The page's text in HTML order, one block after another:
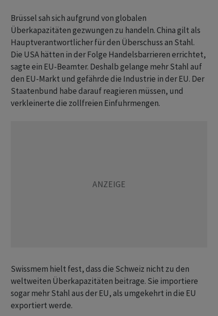
Brüssel sah sich aufgrund von globalen
Überkapazitäten gezwungen zu handeln. China gilt als
Hauptverantwortlicher für den Überschuss an Stahl.
Die USA hätten in der Folge Handelsbarrieren errichtet,
sagte ein EU-Beamter. Deshalb gelange mehr Stahl auf
den EU-Markt und gefährde die Industrie in der EU. Der
Staatenbund habe darauf reagieren müssen, und
verkleinerte die zollfreien Einfuhrmengen.
Swissmem hielt fest, dass die Schweiz nicht zu den
weltweiten Überkapazitäten beitrage. Sie importiere
sogar mehr Stahl aus der EU, als umgekehrt in die EU
exportiert werde.